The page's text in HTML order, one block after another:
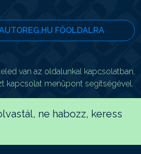
FŐOLDALRA
van az oldalunkal kapcsolatban,
kapcsolat menüpont segítségével.
ne habozz, keress